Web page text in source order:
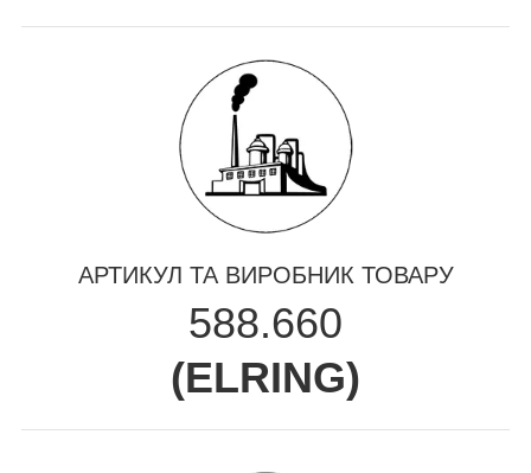
АРТИКУЛ ТА ВИРОБНИК ТОВАРУ
588.660
(ELRING)